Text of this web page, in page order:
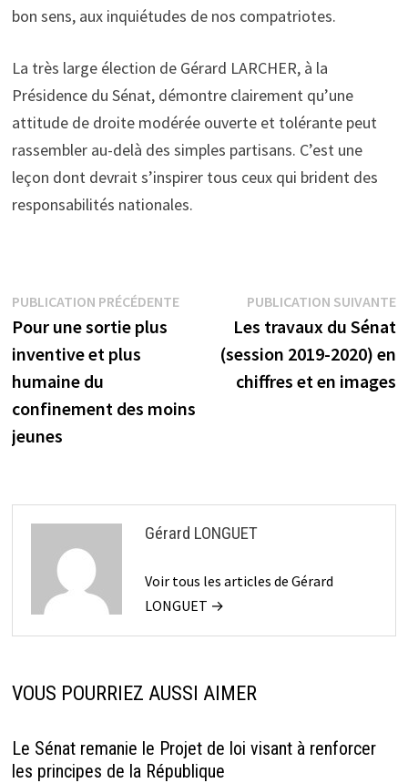
bon sens, aux inquiétudes de nos compatriotes.
La très large élection de Gérard LARCHER, à la
Présidence du Sénat, démontre clairement qu’une
attitude de droite modérée ouverte et tolérante peut
rassembler au-delà des simples partisans. C’est une
leçon dont devrait s’inspirer tous ceux qui brident des
responsabilités nationales.
Navigation
de
l’article
PUBLICATION PRÉCÉDENTEPublication
précédente :
Pour une sortie plus
inventive et plus
humaine du
confinement des moins
jeunes
PUBLICATION SUIVANTE
Les travaux du Sénat
(session 2019-2020) en
chiffres et en images
Gérard LONGUET
Voir tous les articles de Gérard
LONGUET →
VOUS POURRIEZ AUSSI AIMER
Le Sénat remanie le Projet de loi visant à renforcer
les principes de la République